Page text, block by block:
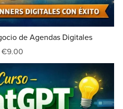
de Agendas Digitales
€9.00